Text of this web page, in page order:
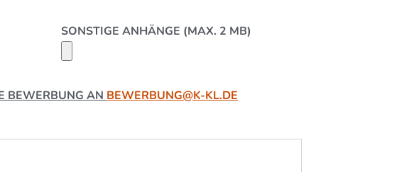
SONSTIGE ANHÄNGE (MAX. 2 MB)
BEWERBUNG AN BEWERBUNG@K-KL.DE